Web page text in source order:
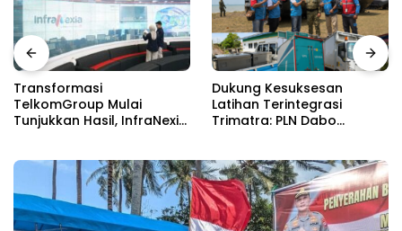
Transformasi
TelkomGroup Mulai
Tunjukkan Hasil, InfraNexia
Digital Nasional
Dukung Kesuksesan
Latihan Terintegrasi
Trimatra: PLN Dabo